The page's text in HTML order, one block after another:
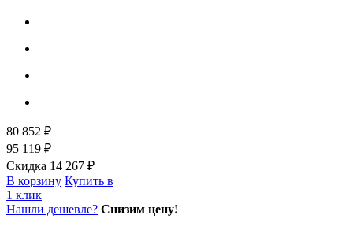
80 852 ₽
95 119 ₽
Скидка 14 267 ₽
В корзину Купить в
1 клик
Нашли дешевле? Снизим цену!